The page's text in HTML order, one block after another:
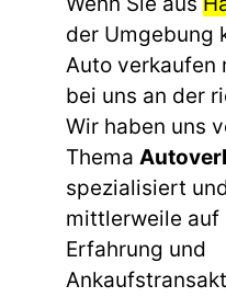
der Umgebung
Auto verkaufen
bei uns an der
Wir haben uns
Thema
spezialisiert
mittlerweile auf
Erfahrung und